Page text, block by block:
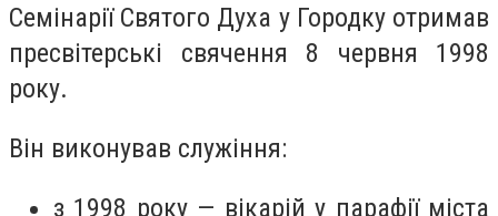
Семінарії Святого Духа у Городку отримав
пресвітерські свячення 8 червня 1998
року.
Він виконував служіння:
з 1998 року — вікарій у парафії міста